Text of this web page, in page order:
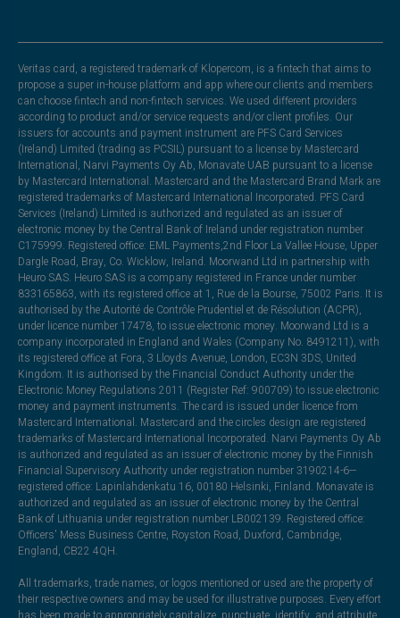
Veritas card, a registered trademark of Klopercom, is a fintech that aims to
propose a super in-house platform and app where our clients and members
can choose fintech and non-fintech services. We used different providers
according to product and/or service requests and/or client profiles. Our
issuers for accounts and payment instrument are PFS Card Services
(Ireland) Limited (trading as PCSIL) pursuant to a license by Mastercard
International, Narvi Payments Oy Ab, Monavate UAB pursuant to a license
by Mastercard International. Mastercard and the Mastercard Brand Mark are
registered trademarks of Mastercard International Incorporated. PFS Card
Services (Ireland) Limited is authorized and regulated as an issuer of
electronic money by the Central Bank of Ireland under registration number
C175999. Registered office: EML Payments,2nd Floor La Vallee House, Upper
Dargle Road, Bray, Co. Wicklow, Ireland. Moorwand Ltd in partnership with
Heuro SAS. Heuro SAS is a company registered in France under number
833165863, with its registered office at 1, Rue de la Bourse, 75002 Paris. It is
authorised by the Autorité de Contrôle Prudentiel et de Résolution (ACPR),
under licence number 17478, to issue electronic money. Moorwand Ltd is a
company incorporated in England and Wales (Company No. 8491211), with
its registered office at Fora, 3 Lloyds Avenue, London, EC3N 3DS, United
Kingdom. It is authorised by the Financial Conduct Authority under the
Electronic Money Regulations 2011 (Register Ref: 900709) to issue electronic
money and payment instruments. The card is issued under licence from
Mastercard International. Mastercard and the circles design are registered
trademarks of Mastercard International Incorporated. Narvi Payments Oy Ab
is authorized and regulated as an issuer of electronic money by the Finnish
Financial Supervisory Authority under registration number 3190214-6—
registered office: Lapinlahdenkatu 16, 00180 Helsinki, Finland. Monavate is
authorized and regulated as an issuer of electronic money by the Central
Bank of Lithuania under registration number LB002139. Registered office:
Officers' Mess Business Centre, Royston Road, Duxford, Cambridge,
England, CB22 4QH.
All trademarks, trade names, or logos mentioned or used are the property of
their respective owners and may be used for illustrative purposes. Every effort